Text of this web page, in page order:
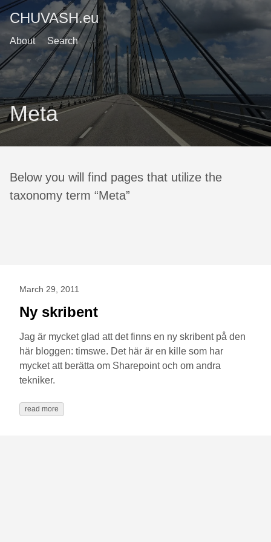
CHUVASH.eu
About Search
Meta
Below you will find pages that utilize the
taxonomy term “Meta”
March 29, 2011
Ny skribent
Jag är mycket glad att det finns en ny skribent på den
här bloggen: timswe. Det här är en kille som har
mycket att berätta om Sharepoint och om andra
tekniker.
read more